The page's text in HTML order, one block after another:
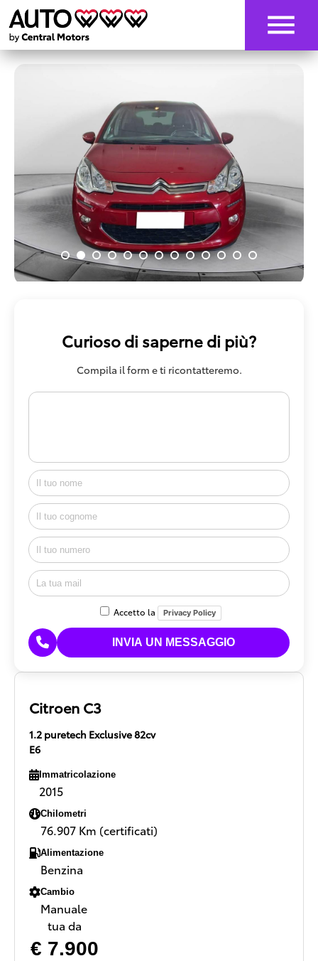
Curioso di saperne di più?
Compila il form e ti ricontatteremo.
Accetto la Privacy Policy
Citroen C3
1.2 puretech Exclusive 82cv
E6
Immatricolazione
2015
Chilometri
76.907 Km (certificati)
Alimentazione
Benzina
Cambio
Manuale
tua da
€ 7.900